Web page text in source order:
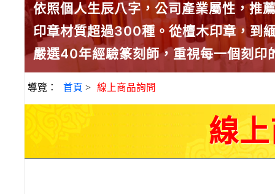
依照個人生辰八字，公司產業屬性，推
印章材質超過300種。從檀木印章，到
嚴選40年經驗篆刻師，重視每一個刻印
導覽： 首頁 > 線上商品詢問
線